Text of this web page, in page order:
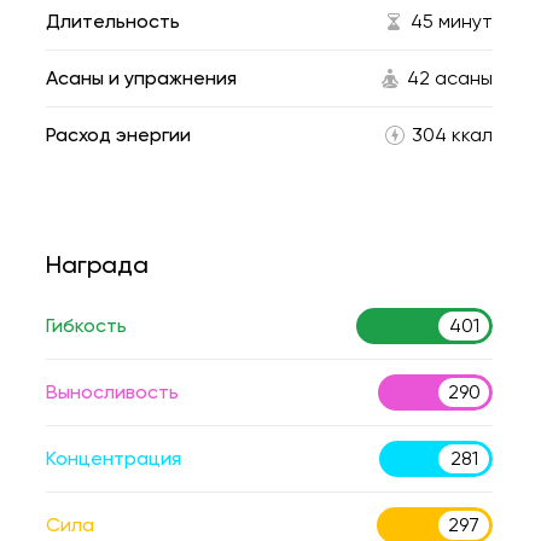
Длительность 45 минут
Асаны и упражнения 42 асаны
Расход энергии 304 ккал
Награда
Гибкость 401
Выносливость 290
Концентрация 281
Сила 297